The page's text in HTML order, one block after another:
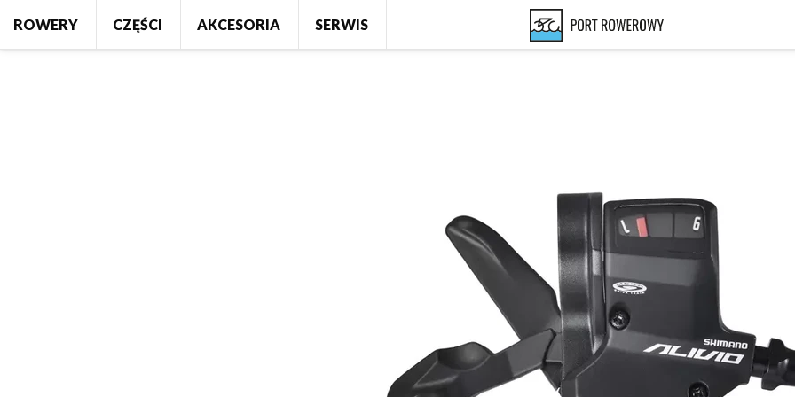
ROWERY CZĘŚCI AKCESORIA SERWIS
Główna › Manetka SHIMANO SL-M430 ALIVIO 9-rz.